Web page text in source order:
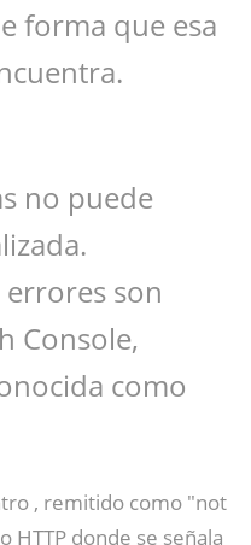
forma que esa
no puede
son
Console,
como
, remitido como "not
HTTP donde se señala